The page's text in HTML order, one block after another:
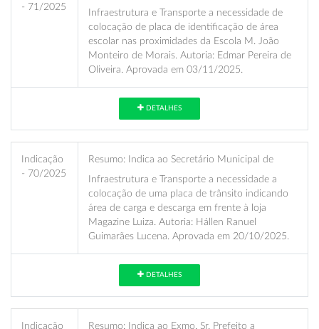
- 71/2025
Infraestrutura e Transporte a necessidade de
colocação de placa de identificação de área
escolar nas proximidades da Escola M. João
Monteiro de Morais. Autoria: Edmar Pereira de
Oliveira. Aprovada em 03/11/2025.
DETALHES
Indicação
- 70/2025
Resumo: Indica ao Secretário Municipal de
Infraestrutura e Transporte a necessidade a
colocação de uma placa de trânsito indicando
área de carga e descarga em frente à loja
Magazine Luiza. Autoria: Hállen Ranuel
Guimarães Lucena. Aprovada em 20/10/2025.
DETALHES
Indicação
Resumo: Indica ao Exmo. Sr. Prefeito a